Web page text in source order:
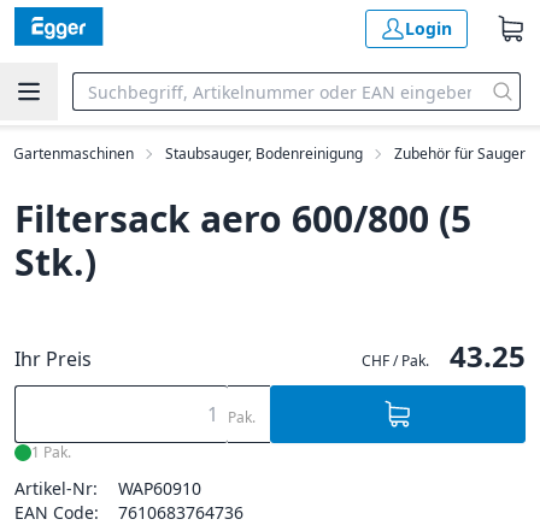
Login
Gartenmaschinen Staubsauger, Bodenreinigung Zubehör für Sauger
Filtersack aero 600/800 (5
Stk.)
Ihr Preis CHF / Pak. 43.25
Pak.
1 Pak.
Artikel-Nr:
WAP60910
EAN Code:
7610683764736